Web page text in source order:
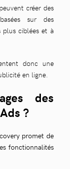
créer des
sur des
plus ciblées et à
donc une
en ligne.
des
?
promet de
fonctionnalités